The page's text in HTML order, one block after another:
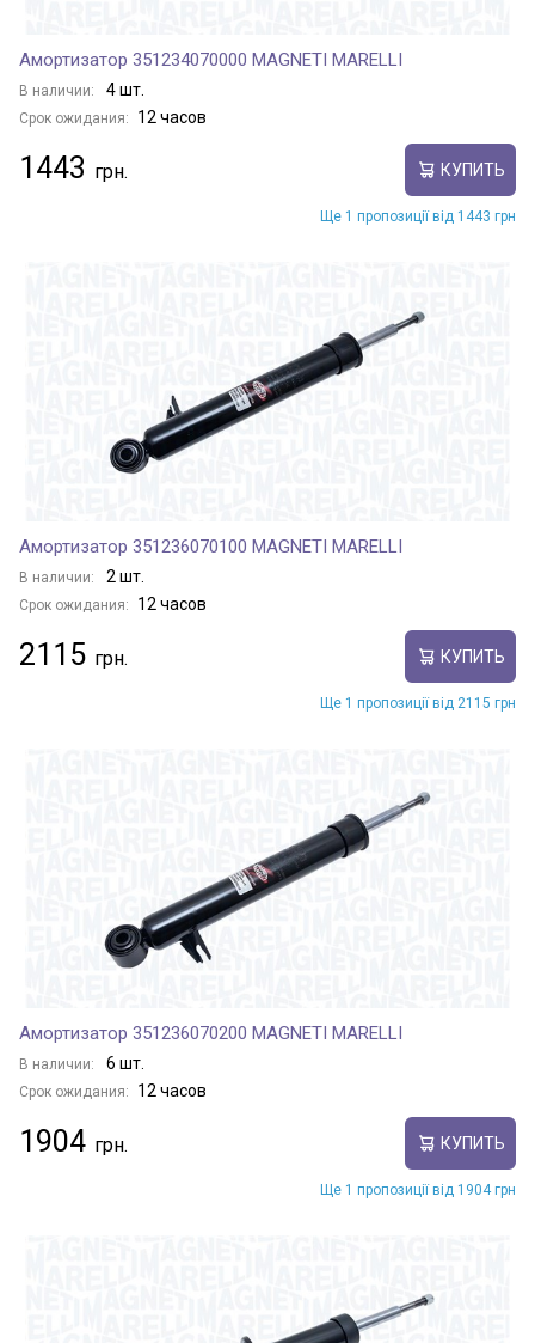
Амортизатор 351234070000 MAGNETI MARELLI
В наличии: 4 шт.
Срок ожидания: 12 часов
1443 КУПИТЬ
Ще 1 пропозиції від 1443 грн
Амортизатор 351236070100 MAGNETI MARELLI
В наличии: 2 шт.
Срок ожидания: 12 часов
2115 КУПИТЬ
Ще 1 пропозиції від 2115 грн
Амортизатор 351236070200 MAGNETI MARELLI
В наличии: 6 шт.
Срок ожидания: 12 часов
1904 КУПИТЬ
Ще 1 пропозиції від 1904 грн